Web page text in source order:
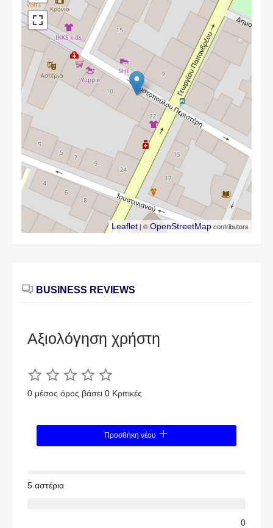
Leaflet| ©OpenStreetMapcontributors
BUSINESS REVIEWS
Αξιολόγηση χρήστη
0 μέσος όρος βάσει 0 Κριτικές
Προσθήκη νέου
5 αστέρια
0